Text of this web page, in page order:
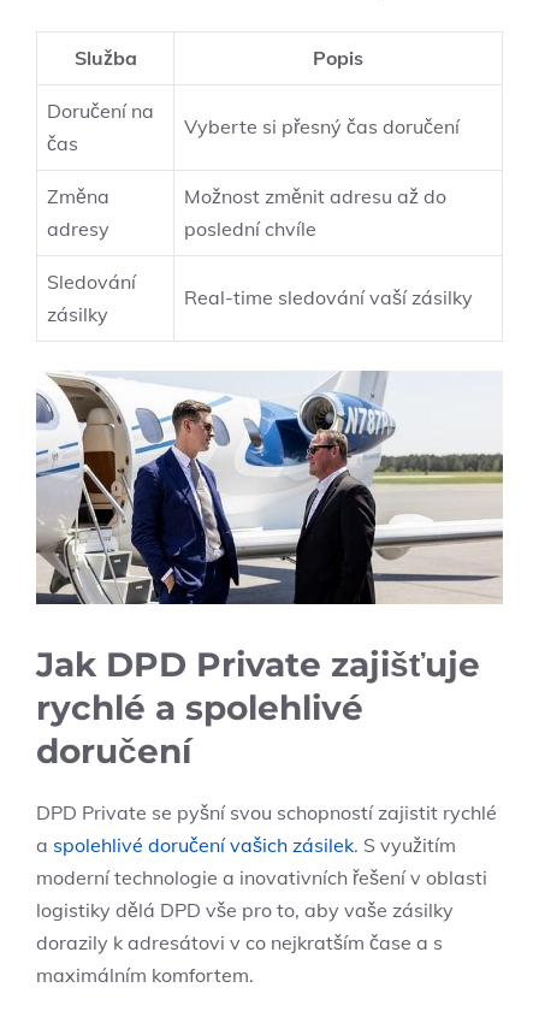
Služba Popis
Doručení na
čas
Vyberte si přesný čas doručení
Změna
adresy
Možnost změnit adresu až do
poslední chvíle
Sledování
zásilky
Real-time sledování vaší zásilky
Jak DPD Private zajišťuje
rychlé a spolehlivé
doručení
DPD Private se pyšní svou schopností zajistit rychlé
a spolehlivé doručení vašich zásilek. S využitím
moderní technologie a inovativních řešení v oblasti
logistiky dělá DPD vše pro to, aby vaše zásilky
dorazily k adresátovi v co nejkratším čase a s
maximálním komfortem.